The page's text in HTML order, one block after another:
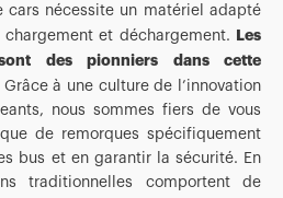
cars nécessite un matériel adapté
et déchargement.
Les
des pionniers dans cette
Grâce à une culture de l’innovation
nous sommes fiers de vous
de remorques spécifiquement
bus et en garantir la sécurité. En
traditionnelles comportent de